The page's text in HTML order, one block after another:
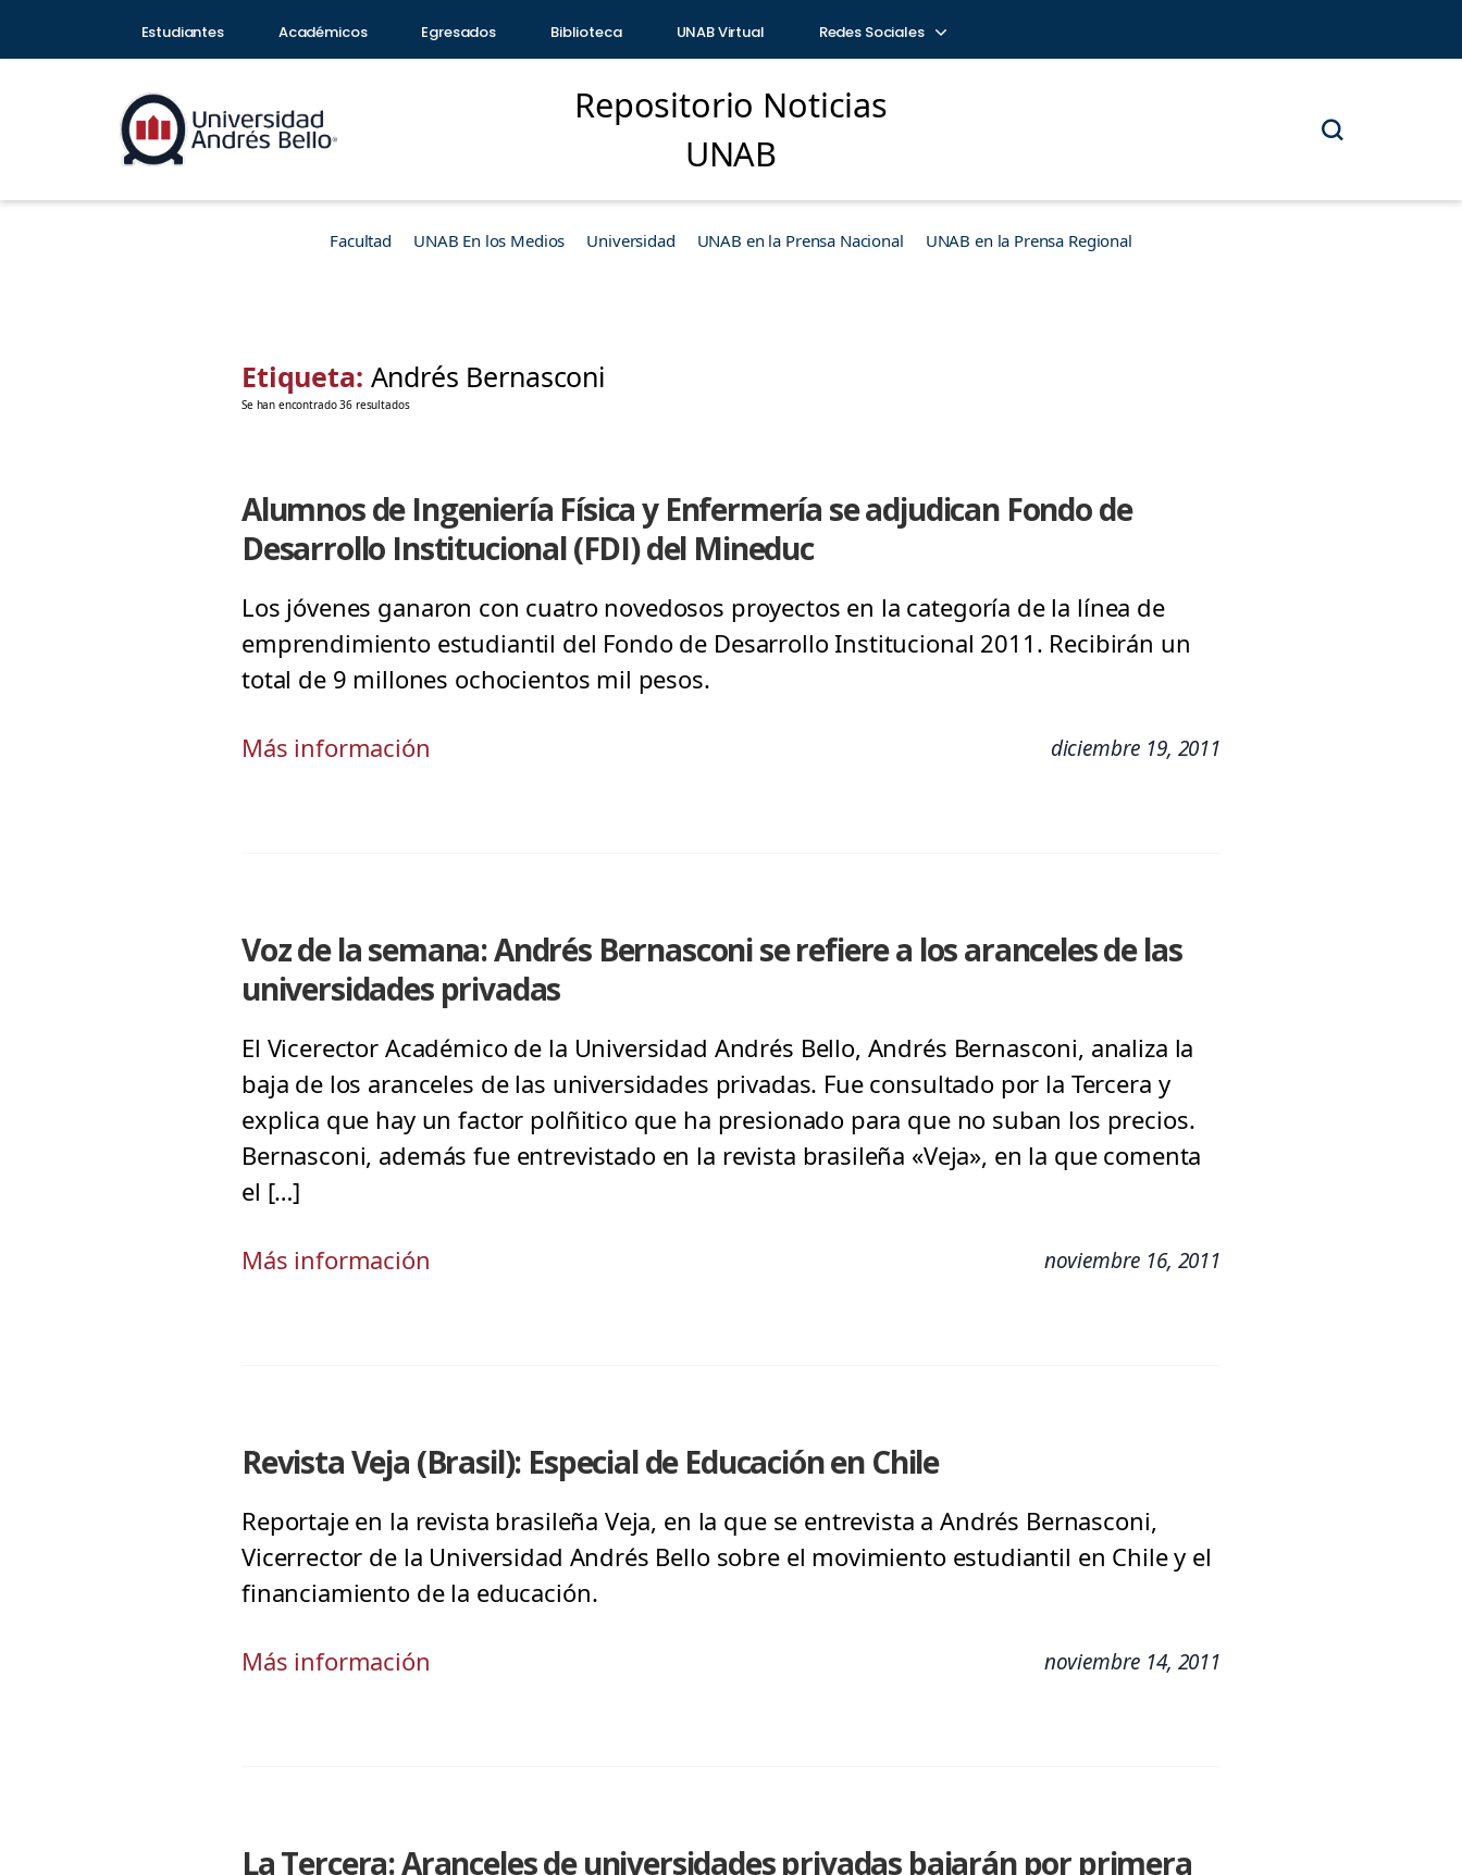
Estudiantes Académicos Egresados Biblioteca UNAB Virtual Redes Sociales
Repositorio Noticias
UNAB
Facultad UNAB En los Medios Universidad UNAB en la Prensa Nacional UNAB en la Prensa Regional
Etiqueta: Andrés Bernasconi
Se han encontrado 36 resultados
Alumnos de Ingeniería Física y Enfermería se adjudican Fondo de
Desarrollo Institucional (FDI) del Mineduc
Los jóvenes ganaron con cuatro novedosos proyectos en la categoría de la línea de
emprendimiento estudiantil del Fondo de Desarrollo Institucional 2011. Recibirán un
total de 9 millones ochocientos mil pesos.
Más información diciembre 19, 2011
Voz de la semana: Andrés Bernasconi se refiere a los aranceles de las
universidades privadas
El Vicerector Académico de la Universidad Andrés Bello, Andrés Bernasconi, analiza la
baja de los aranceles de las universidades privadas. Fue consultado por la Tercera y
explica que hay un factor polñitico que ha presionado para que no suban los precios.
Bernasconi, además fue entrevistado en la revista brasileña «Veja», en la que comenta
el […]
Más información noviembre 16, 2011
Revista Veja (Brasil): Especial de Educación en Chile
Reportaje en la revista brasileña Veja, en la que se entrevista a Andrés Bernasconi,
Vicerrector de la Universidad Andrés Bello sobre el movimiento estudiantil en Chile y el
financiamiento de la educación.
Más información noviembre 14, 2011
La Tercera: Aranceles de universidades privadas bajarán por primera